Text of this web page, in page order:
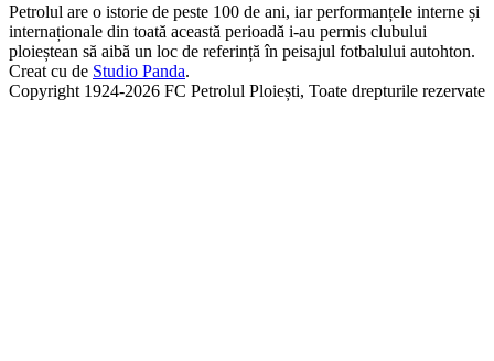
Petrolul are o istorie de peste 100 de ani, iar performanțele interne și
internaționale din toată această perioadă i-au permis clubului
ploieștean să aibă un loc de referință în peisajul fotbalului autohton.
Creat cu de Studio Panda.
Copyright 1924-2026 FC Petrolul Ploiești, Toate drepturile rezervate